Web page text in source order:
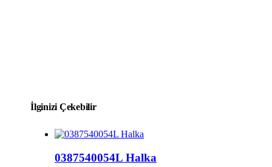
İlginizi Çekebilir
0387540054L Halka